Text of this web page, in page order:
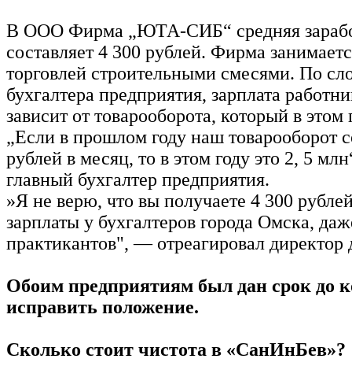
В ООО Фирма „ЮТА-СИБ“ средняя
составляет 4 300 рублей. Фирма
торговлей строительными смесями. По
бухгалтера предприятия, зарплата
зависит от товарооборота, который в этом
„Если в прошлом году наш товарооборот
рублей в месяц, то в этом году это 2, 5
главный бухгалтер предприятия.
»Я не верю, что вы получаете 4 300
зарплаты у бухгалтеров города Омска,
практикантов", — отреагировал директор
Обоим предприятиям был дан срок до
исправить положение.
Сколько стоит чистота в «СанИнБев»?